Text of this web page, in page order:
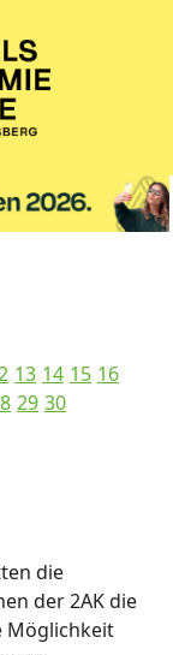
13 14 15 16
29 30
die
der 2AK die
Möglichkeit